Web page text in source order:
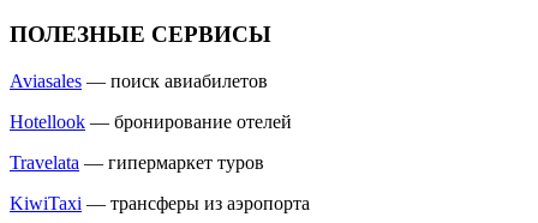
ПОЛЕЗНЫЕ СЕРВИСЫ
Aviasales — поиск авиабилетов
Hotellook — бронирование отелей
Travelata — гипермаркет туров
KiwiTaxi — трансферы из аэропорта